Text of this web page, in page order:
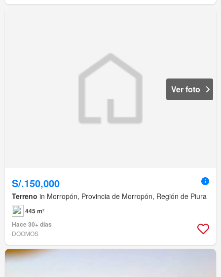
Ver foto
S/.150,000
Terreno in Morropón, Provincia de Morropón, Región de Piura
445 m²
Hace 30+ días
DOOMOS